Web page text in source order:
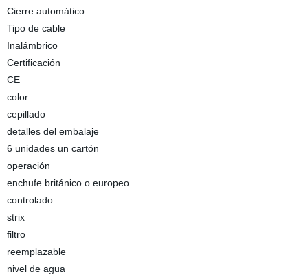
Cierre automático
Tipo de cable
Inalámbrico
Certificación
CE
color
cepillado
detalles del embalaje
6 unidades un cartón
operación
enchufe británico o europeo
controlado
strix
filtro
reemplazable
nivel de agua